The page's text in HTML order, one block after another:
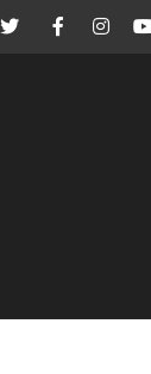
TwitterFacebook